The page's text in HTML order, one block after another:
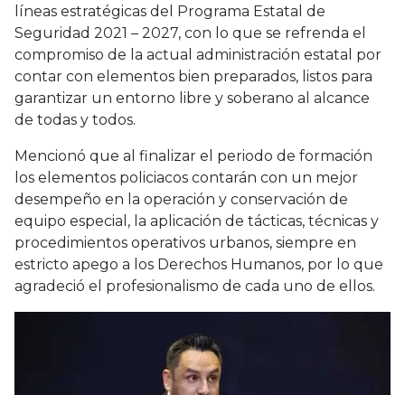
líneas estratégicas del Programa Estatal de
Seguridad 2021 – 2027, con lo que se refrenda el
compromiso de la actual administración estatal por
contar con elementos bien preparados, listos para
garantizar un entorno libre y soberano al alcance
de todas y todos.
Mencionó que al finalizar el periodo de formación
los elementos policiacos contarán con un mejor
desempeño en la operación y conservación de
equipo especial, la aplicación de tácticas, técnicas y
procedimientos operativos urbanos, siempre en
estricto apego a los Derechos Humanos, por lo que
agradeció el profesionalismo de cada uno de ellos.